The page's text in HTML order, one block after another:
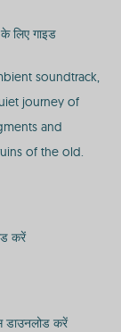
लिए गाइड
soundtrack,
journey of
and
of the old.
करें
डाउनलोड करें